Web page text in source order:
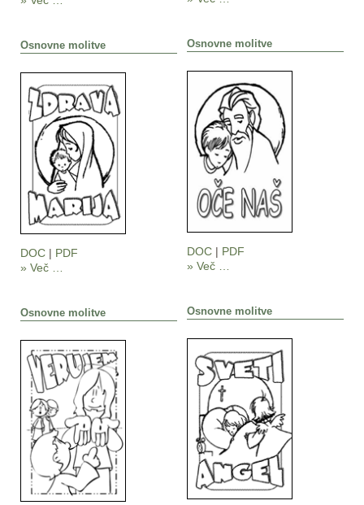
Osnovne molitve
DOC | PDF
» Več …
Osnovne molitve
DOC| PDF
» Več …
Osnovne molitve
Osnovne molitve